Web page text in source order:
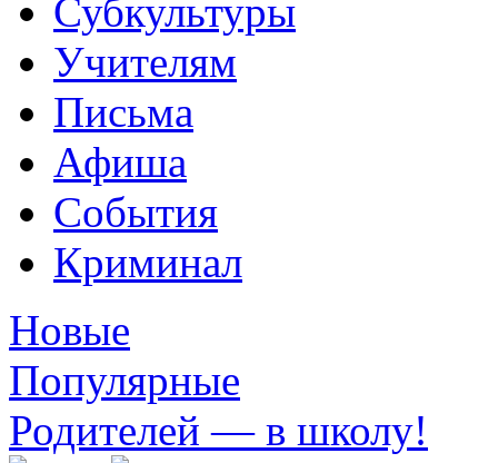
Субкультуры
Учителям
Письма
Афиша
События
Криминал
Новые
Популярные
Родителей — в школу!